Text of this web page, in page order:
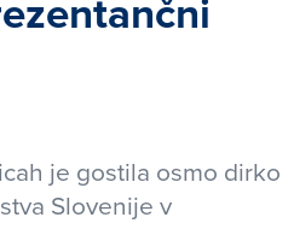
je gostila osmo dirko
Slovenije v